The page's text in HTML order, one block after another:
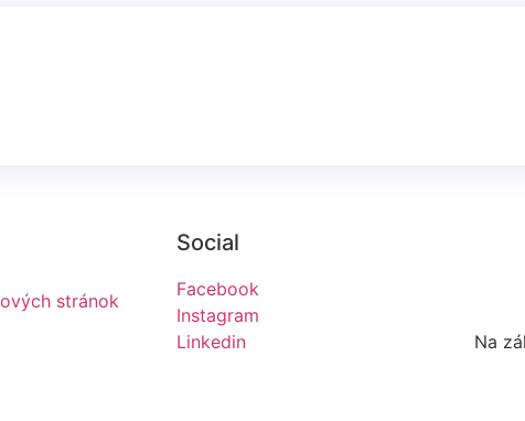
stránok
Social
Facebook
Instagram
Linkedin
Na